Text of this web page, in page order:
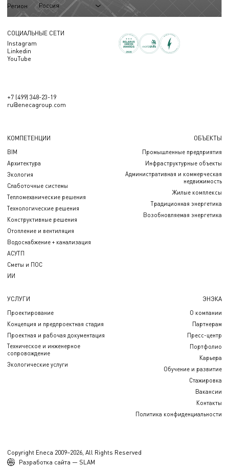
Регион Россия
СОЦИАЛЬНЫЕ СЕТИ
Instagram
Linkedin
YouTube
+7 (499) 348-23-19
ru@enecagroup.com
КОМПЕТЕНЦИИ
BIM
Архитектура
Экология
Слаботочные системы
Тепломеханические решения
Технологические решения
Конструктивные решения
Отопление и вентиляция
Водоснабжение + канализация
АСУТП
Сметы и ПОС
ИИ
ОБЪЕКТЫ
Промышленные предприятия
Инфраструктурные объекты
Административная и коммерческая
недвижимость
Жилые комплексы
Традиционная энергетика
Возобновляемая энергетика
УСЛУГИ
Проектирование
Концепция и предпроектная стадия
Проектная и рабочая документация
Техническое и инженерное
сопровождение
Экологические услуги
ЭНЭКА
О компании
Партнерам
Пресс-центр
Портфолио
Карьера
Обучение и развитие
Стажировка
Вакансии
Контакты
Политика конфиденциальности
Copyright Eneca 2009–2026, All Rights Reserved
Разработка сайта — SLAM